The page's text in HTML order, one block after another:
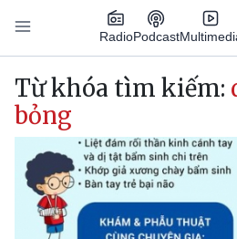
Nhảy đến nội dung
RadioPodcast
Main navigation
Từ khóa tìm kiếm:
bỏng